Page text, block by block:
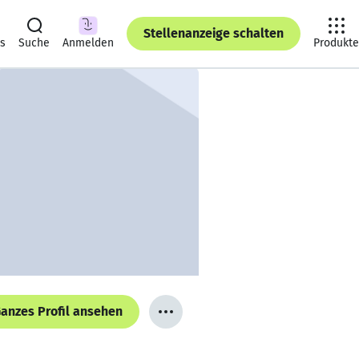
Suche Anmelden
Stellenanzeige schalten
Produkte
Profil ansehen